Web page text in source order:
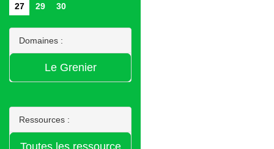
27
29 30
Domaines :
Ressources :